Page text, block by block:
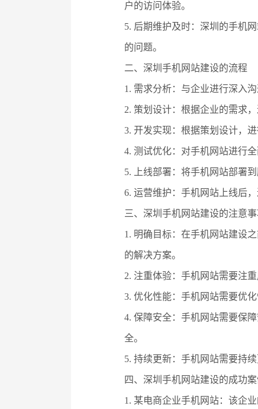
户的访问体验。
5. 后期维护及时：深圳的手机
的问题。
二、深圳手机网站建设的流程
1. 需求分析：与企业进行深入
2. 策划设计：根据企业的需求
3. 开发实现：根据策划设计，
4. 测试优化：对手机网站进行
5. 上线部署：将手机网站部署
6. 运营维护：手机网站上线后
三、深圳手机网站建设的注意事
1. 明确目标：在手机网站建设
的解决方案。
2. 注重体验：手机网站需要注
3. 优化性能：手机网站需要优
4. 保障安全：手机网站需要保
全。
5. 持续更新：手机网站需要持
四、深圳手机网站建设的成功案
1. 某电商企业手机网站：该企